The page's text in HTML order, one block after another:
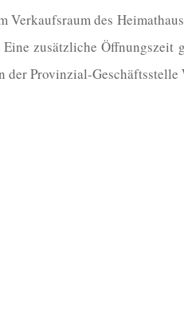
des
zusätzliche Öffnungszeit
Provinzial-Geschäftsstelle